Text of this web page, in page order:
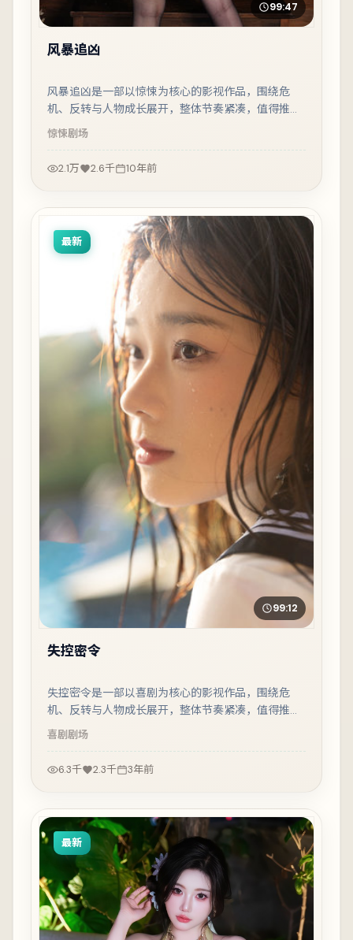
99:47
风暴追凶
风暴追凶是一部以惊悚为核心的影视作品，围绕危
机、反转与人物成长展开，整体节奏紧凑，值得推荐
观看。
惊悚剧场
2.1万 2.6千 10年前
最新
99:12
失控密令
失控密令是一部以喜剧为核心的影视作品，围绕危
机、反转与人物成长展开，整体节奏紧凑，值得推荐
观看。
喜剧剧场
6.3千 2.3千 3年前
最新